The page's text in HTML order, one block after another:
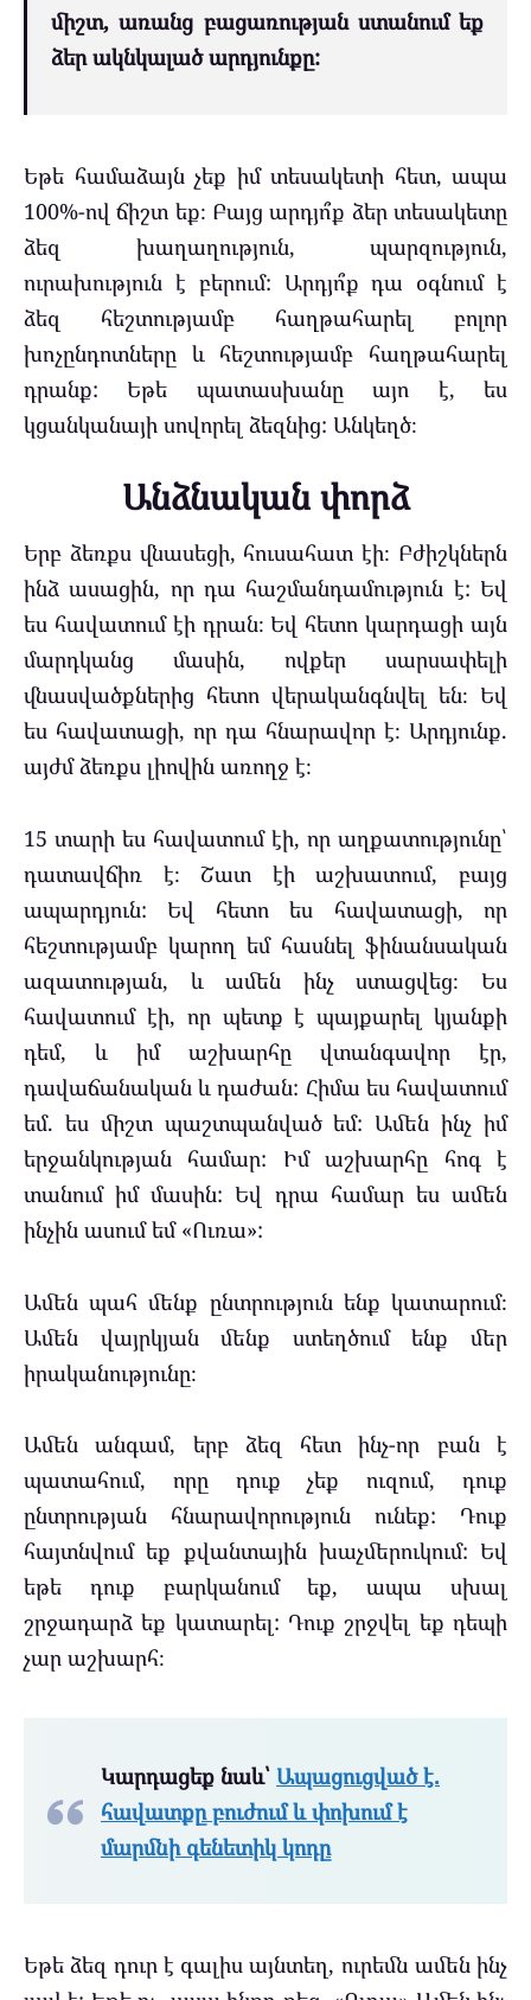
միշտ, առանց բացառության ստանում եք
ձեր ակնկալած արդյունքը:
Եթե ​​համաձայն չեք իմ տեսակետի հետ, ապա
100%-ով ճիշտ եք։ Բայց արդյո՞ք ձեր տեսակետը
ձեզ խաղաղություն, պարզություն,
ուրախություն է բերում: Արդյո՞ք դա օգնում է
ձեզ հեշտությամբ հաղթահարել բոլոր
խոչընդոտները և հեշտությամբ հաղթահարել
դրանք: Եթե ​​պատասխանը այո է, ես
կցանկանայի սովորել ձեզնից: Անկեղծ։
Անձնական փորձ
Երբ ձեռքս վնասեցի, հուսահատ էի։ Բժիշկներն
ինձ ասացին, որ դա հաշմանդամություն է: Եվ
ես հավատում էի դրան։ Եվ հետո կարդացի այն
մարդկանց մասին, ովքեր սարսափելի
վնասվածքներից հետո վերականգնվել են։ Եվ
ես հավատացի, որ դա հնարավոր է։ Արդյունք.
այժմ ձեռքս լիովին առողջ է։
15 տարի ես հավատում էի, որ աղքատությունը՝
դատավճիռ է։ Շատ էի աշխատում, բայց
ապարդյուն: Եվ հետո ես հավատացի, որ
հեշտությամբ կարող եմ հասնել ֆինանսական
ազատության, և ամեն ինչ ստացվեց։ Ես
հավատում էի, որ պետք է պայքարել ​​կյանքի
դեմ, և իմ աշխարհը վտանգավոր էր,
դավաճանական և դաժան: Հիմա ես հավատում
եմ. ես միշտ պաշտպանված եմ: Ամեն ինչ իմ
երջանկության համար: Իմ աշխարհը հոգ է
տանում իմ մասին: Եվ դրա համար ես ամեն
ինչին ասում եմ «Ուռա»:
Ամեն պահ մենք ընտրություն ենք կատարում։
Ամեն վայրկյան մենք ստեղծում ենք մեր
իրականությունը։
Ամեն անգամ, երբ ձեզ հետ ինչ-որ բան է
պատահում, որը դուք չեք ուզում, դուք
ընտրության հնարավորություն ունեք: Դուք
հայտնվում եք քվանտային խաչմերուկում: Եվ
եթե դուք բարկանում եք, ապա սխալ
շրջադարձ եք կատարել: Դուք շրջվել եք դեպի
չար աշխարհ։
Կարդացեք նաև՝ Ապացուցված է.
հավատքը բուժում և փոխում է
մարմնի գենետիկ կոդը
Եթե ​​ձեզ դուր է գալիս այնտեղ, ուրեմն ամեն ինչ